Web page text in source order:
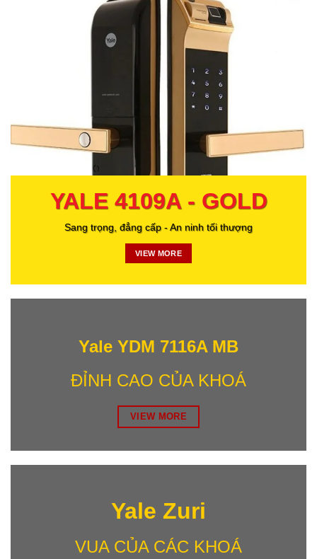
YALE 4109A - GOLD
Sang trọng, đẳng cấp - An ninh tối thượng
VIEW MORE
Yale YDM 7116A MB
ĐỈNH CAO CỦA KHOÁ
VIEW MORE
Yale Zuri
VUA CỦA CÁC KHOÁ